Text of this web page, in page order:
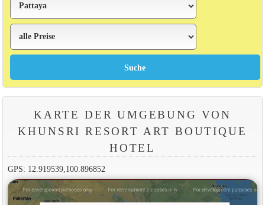
KARTE DER UMGEBUNG VON
KHUNSRI RESORT ART BOUTIQUE
HOTEL
GPS: 12.919539,100.896852